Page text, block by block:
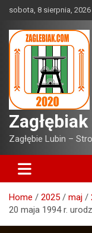
content
sobota, 8 sierpnia, 2026
Zagłębiak
Zagłębie Lubin –
Home 2025 maj
20 maja 1994 r.